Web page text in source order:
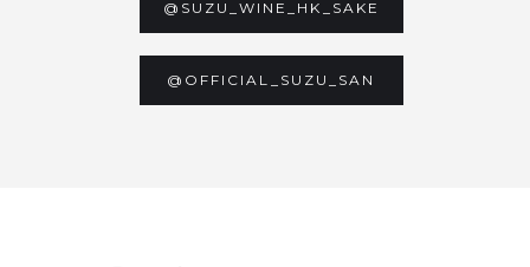
@SUZU_WINE_HK_SAKE
@OFFICIAL_SUZU_SAN